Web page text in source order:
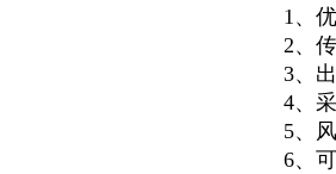
1、
2、
3、
4、
5、
6、